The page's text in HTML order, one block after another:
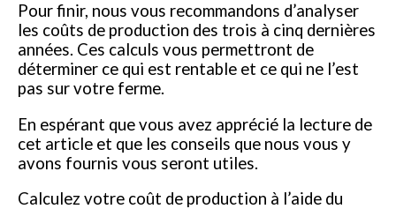
Pour finir, nous vous recommandons d’analyser
les coûts de production des trois à cinq dernières
années. Ces calculs vous permettront de
déterminer ce qui est rentable et ce qui ne l’est
pas sur votre ferme.
En espérant que vous avez apprécié la lecture de
cet article et que les conseils que nous vous y
avons fournis vous seront utiles.
Calculez votre coût de production à l’aide du